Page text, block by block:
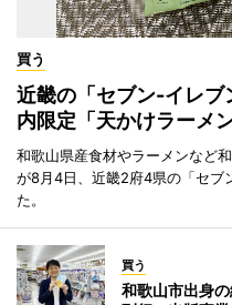
買う
近畿の「セブン-イレ
内限定「天かけラーメ
和歌山県産食材やラーメンなど
が8月4日、近畿2府4県の「セブ
た。
買う
和歌山市出身